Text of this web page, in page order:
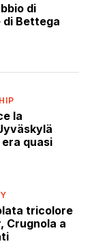
di
di Bettega
la
quasi
tricolore
Crugnola a